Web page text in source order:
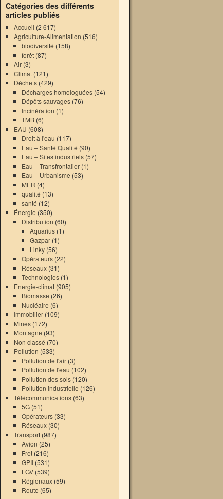
Catégories des différents
articles publiés
Accueil (2 617)
Agriculture-Alimentation (516)
biodiversité (158)
forêt (87)
Air(3)
Climat(121)
Déchets(429)
Décharges homologuées (54)
Dépôts sauvages (76)
Incinération (1)
TMB (6)
EAU (608)
Droit à l'eau (117)
Eau – Santé Qualité (90)
Eau – Sites industriels (57)
Eau – Transfrontalier (1)
Eau – Urbanisme (53)
MER (4)
qualité (13)
santé (12)
Énergie (350)
Distribution (60)
Aquarius(1)
Gazpar(1)
Linky(56)
Opérateurs (22)
Réseaux (31)
Technologies (1)
Energie-climat(905)
Biomasse (26)
Nucléaire (6)
Immobilier(109)
Mines(172)
Montagne (93)
Non classé (70)
Pollution (533)
Pollution de l'air (3)
Pollution de l'eau (102)
Pollution des sols (120)
Pollution industrielle (126)
Télécommunications(63)
5G (51)
Opérateurs (33)
Réseaux (30)
Transport(987)
Avion (25)
Fret (216)
GPII (531)
LGV (539)
Régionaux (59)
Route (65)